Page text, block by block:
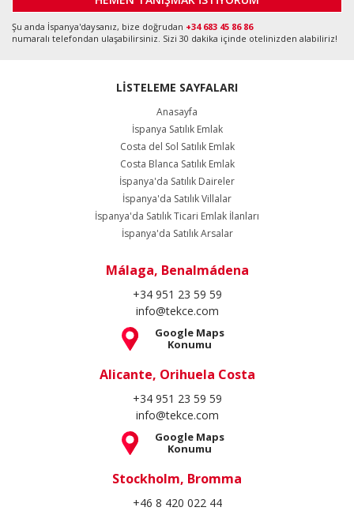
Şu anda İspanya'daysanız, bize doğrudan +34 683 45 86 86
numaralı telefondan ulaşabilirsiniz. Sizi 30 dakika içinde otelinizden alabiliriz!
LİSTELEME SAYFALARI
Anasayfa
İspanya Satılık Emlak
Costa del Sol Satılık Emlak
Costa Blanca Satılık Emlak
İspanya'da Satılık Daireler
İspanya'da Satılık Villalar
İspanya'da Satılık Ticari Emlak İlanları
İspanya'da Satılık Arsalar
Málaga, Benalmádena
+34 951 23 59 59
info@tekce.com
Google Maps
Konumu
Alicante, Orihuela Costa
+34 951 23 59 59
info@tekce.com
Google Maps
Konumu
Stockholm, Bromma
+46 8 420 022 44